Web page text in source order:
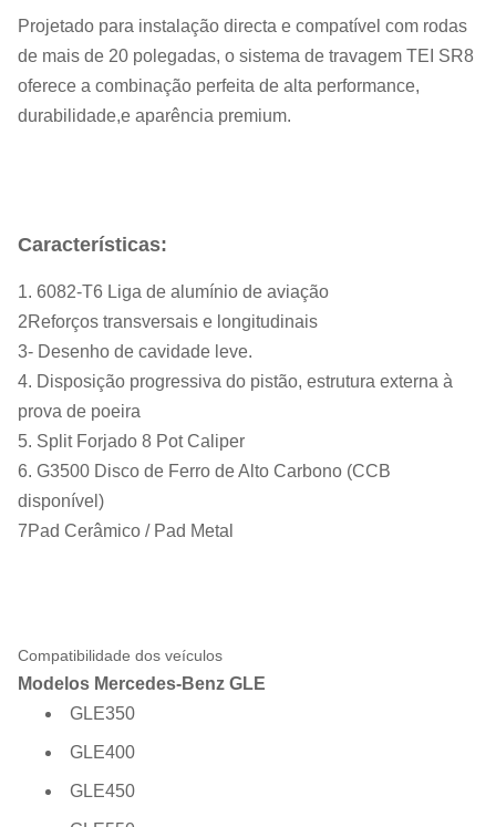
Projetado para instalação directa e compatível com rodas
de mais de 20 polegadas, o sistema de travagem TEI SR8
oferece a combinação perfeita de alta performance,
durabilidade,e aparência premium.
Características:
1. 6082-T6 Liga de alumínio de aviação
2Reforços transversais e longitudinais
3- Desenho de cavidade leve.
4. Disposição progressiva do pistão, estrutura externa à
prova de poeira
5. Split Forjado 8 Pot Caliper
6. G3500 Disco de Ferro de Alto Carbono (CCB
disponível)
7Pad Cerâmico / Pad Metal
Compatibilidade dos veículos
Modelos Mercedes-Benz GLE
GLE350
GLE400
GLE450